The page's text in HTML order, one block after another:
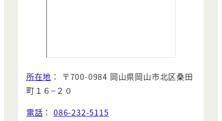
所在地 ： 〒700-0984 岡山県岡山市北区桑田
町１６−２０
電話 ：086-232-5115